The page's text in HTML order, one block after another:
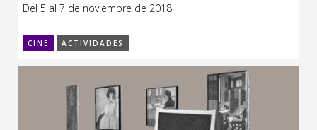
Del 5 al 7 de noviembre de 2018.
CINE ACTIVIDADES